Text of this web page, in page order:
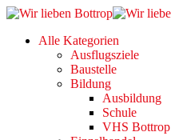
Alle Kategorien
Ausflugsziele
Baustelle
Bildung
Ausbildung
Schule
VHS Bottrop